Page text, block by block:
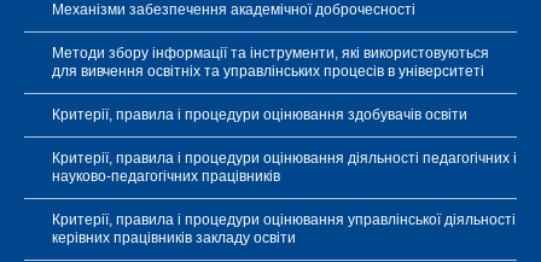
Механізми забезпечення академічної доброчесності
Методи збору інформації та інструменти, які використовуються
для вивчення освітніх та управлінських процесів в університеті
Критерії, правила і процедури оцінювання здобувачів освіти
Критерії, правила і процедури оцінювання діяльності педагогічних і
науково-педагогічних працівників
Критерії, правила і процедури оцінювання управлінської діяльності
керівних працівників закладу освіти